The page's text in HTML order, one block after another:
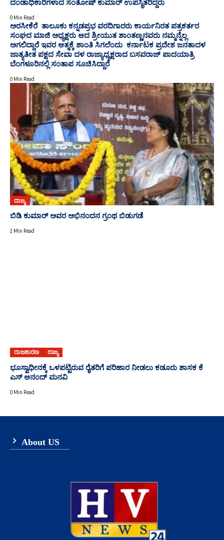
ದಂಡಾಧಿಕಾರಿಗಳಾದ ಸಂತೋಷ್ ಕುಮಾರ್ ಉಪಸ್ಥಿತರಿದ್ದರು
0 Min Read
ಅರಸೀಕೆರೆ ತಾಲೂಕು ಕನ್ನಡಪ್ರಭ ವರದಿಗಾರರು ಕಾರ್ಯನಿರತ ಪತ್ರಕರ್ತರ
ಸಂಘದ ಮಾಜಿ ಅಧ್ಯಕ್ಷರು ಆದ ಶ್ರೀಯುತ ಶಾಂತಣ್ಣನವರು ನಮ್ಮನ್ನೆಲ್ಲ
ಅಗಲಿದ್ದಾರೆ ಇವರ ಆತ್ಮಕ್ಕೆ ಶಾಂತಿ ಸಿಗಲೆಂದು ಕರ್ನಾಟಕ ಪ್ರದೇಶ ಜನತಾದಳ
ಜಾತ್ಯತೀತ ಪಕ್ಷದ ಸೇವಾ ದಳ ರಾಜ್ಯಾಧ್ಯಕ್ಷರಾದ ಬಸವರಾಜ್ ಪಾದಯಾತ್ರಿ
ಬೆಂಗಳೂರಿನಲ್ಲಿ ಸಂತಾಪ ಸೂಚಿಸಿದ್ದಾರೆ
0 Min Read
ರಾಜ್ಯ
ಬಿಡಿ ಕುಮಾರ್ ಅವರ ಅಭಿನಂದನ ಗ್ರಂಥ ಬಿಡುಗಡೆ
2 Min Read
ರಾಜಕಾರಣ ರಾಜ್ಯ
ಭೂಸ್ವಾಧೀನಕ್ಕೆ ಒಳಪಟ್ಟಿರುವ ರೈತರಿಗೆ ಪರಿಹಾರ ನೀಡಲು ಕಡೂರು ಶಾಸಕ ಕೆ
ಎಸ್ ಆನಂದ್ ಮನವಿ
0 Min Read
About US